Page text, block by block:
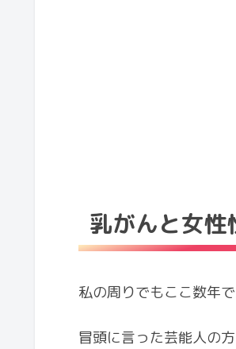
乳がんと女性
私の周りでもここ数年
冒頭に言った芸能人の